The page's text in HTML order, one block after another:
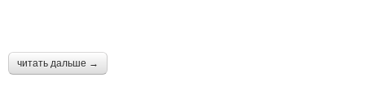
читать дальше →